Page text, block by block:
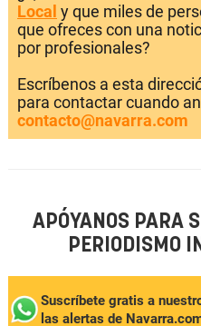
Local y que miles de
que ofreces con una
por profesionales?
Escríbenos a esta
para contactar cuando
contacto@navarra.com
APÓYANOS PARA
PERIODISMO
Suscríbete gratis a
las alertas de